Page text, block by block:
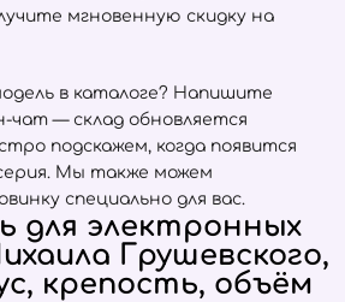
мгновенную скидку на
в каталоге? Напишите
чат — склад обновляется
подскажем, когда появится
Мы также можем
специально для вас.
для электронных
Грушевского,
крепость, объём